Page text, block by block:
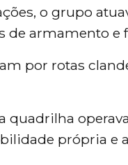
o grupo
armamento e
por rotas
quadrilha
própria e